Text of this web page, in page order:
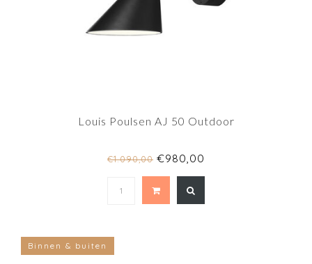
Louis Poulsen AJ 50 Outdoor
€1.090,00 €980,00
Binnen & buiten